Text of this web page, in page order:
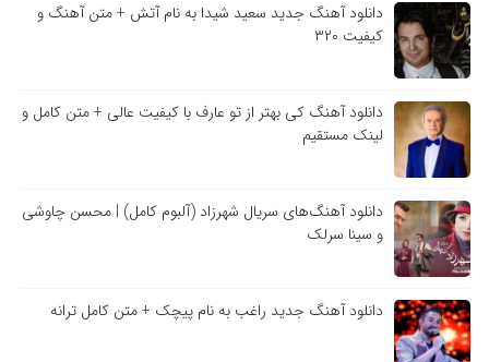
دانلود آهنگ جدید سعید شیدا به نام آتش + متن آهنگ و
کیفیت ۳۲۰
دانلود آهنگ کی بهتر از تو عارف با کیفیت عالی + متن کامل و
لینک مستقیم
دانلود آهنگ‌های سریال شهرزاد (آلبوم کامل) | محسن چاوشی
و سینا سرلک
دانلود آهنگ جدید راغب به نام پیچک + متن کامل ترانه